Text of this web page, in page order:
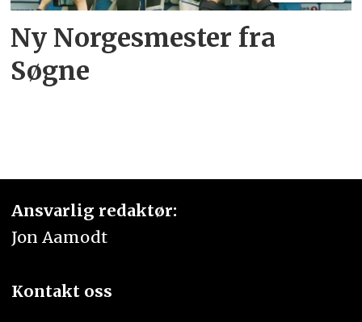
Ny Norgesmester fra
Søgne
Ansvarlig redaktør:
Jon Aamodt
Kontakt oss